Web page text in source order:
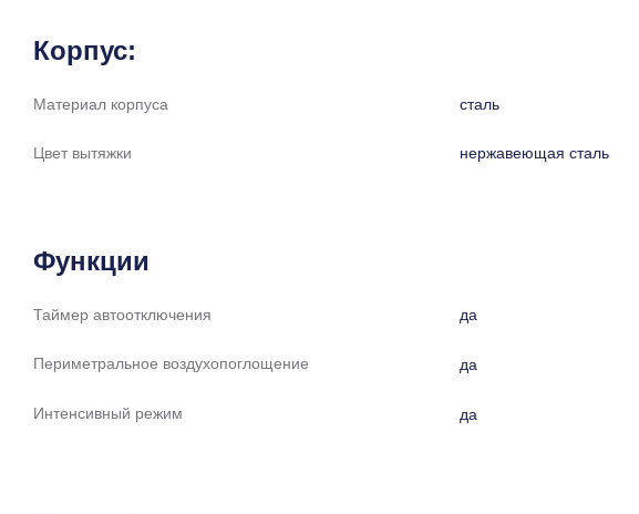
Корпус:
Материал корпуса сталь
Цвет вытяжки нержавеющая сталь
Функции
Таймер автоотключения да
Периметральное воздухопоглощение да
Интенсивный режим да